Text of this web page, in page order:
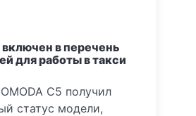
включен в перечень
для работы в такси
C5 получил
статус модели,